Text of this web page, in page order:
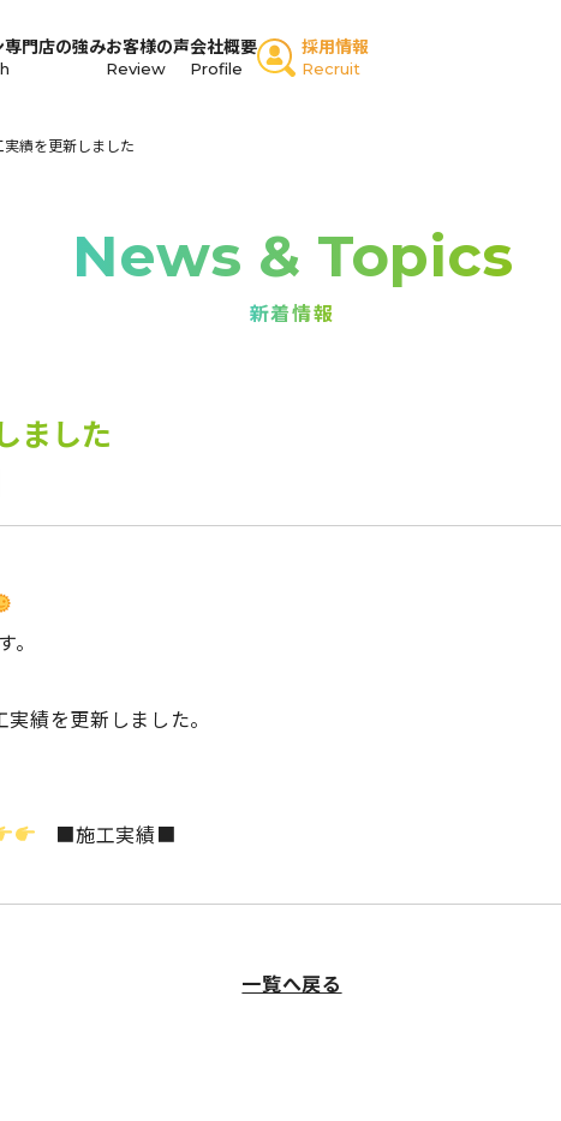
専門店の強みお客様の声
Review
会社概要
Profile
採用情報
Recruit
実績を更新しました
News & Topics
新着情報
ました
。
績を更新しました。
■施工実績■
一覧へ戻る